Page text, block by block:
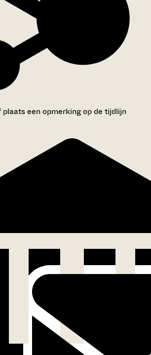
plaats een opmerking op de tijdlijn